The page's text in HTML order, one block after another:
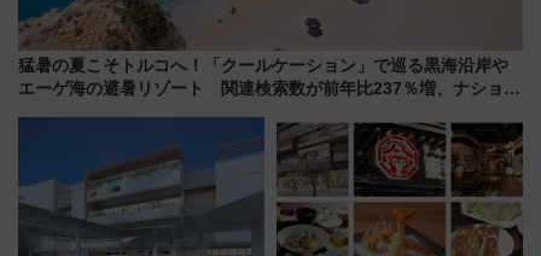
猛暑の夏こそトルコへ！「クールケーション」で巡る黒海沿岸や
エーゲ海の避暑リゾート 関連検索数が前年比237％増、ナショジ